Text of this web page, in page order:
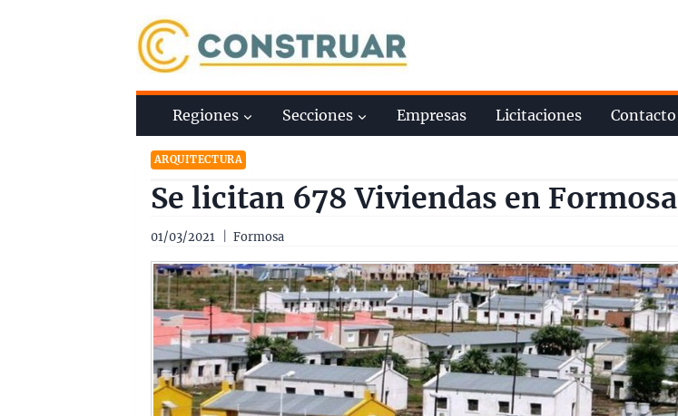
Regiones Secciones Empresas Licitaciones Contacto
ARQUITECTURA
Se licitan 678 Viviendas en Formosa
01/03/2021 Formosa